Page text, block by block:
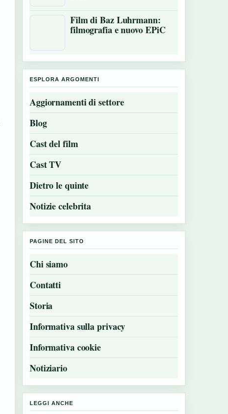
Film di Baz Luhrmann:
filmografia e nuovo EPiC
ESPLORA ARGOMENTI
Aggiornamenti di settore
Blog
Cast del film
Cast TV
Dietro le quinte
Notizie celebrita
PAGINE DEL SITO
Chi siamo
Contatti
Storia
Informativa sulla privacy
Informativa cookie
Notiziario
LEGGI ANCHE